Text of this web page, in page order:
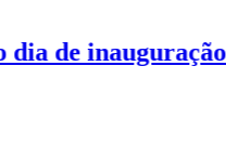
de inauguração